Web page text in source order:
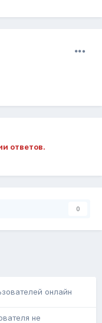
ответов.
0
онлайн
не